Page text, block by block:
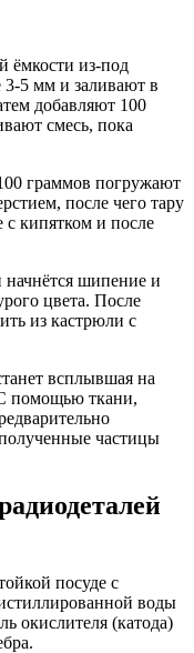
ёмкости из-под
3-5 мм и заливают в
добавляют 100
смесь, пока
граммов погружают
после чего тару
с кипятком и после
начнётся шипение и
цвета. После
из кастрюли с
всплывшая на
помощью ткани,
частицы
посуде с
воды
окислителя (катода)